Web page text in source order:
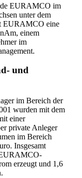
EURAMCO im
unter dem
EURAMCO eine
einem
im
und
im Bereich der
wurden mit dem
einer
private Anleger
im Bereich
Insgesamt
erzeugt und 1,6